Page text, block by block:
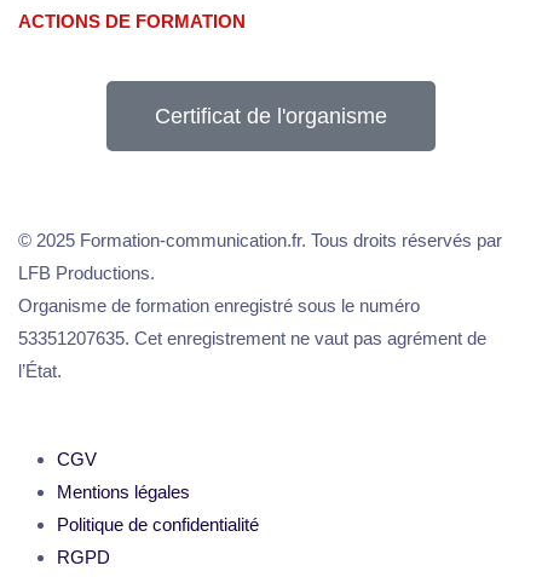
ACTIONS DE FORMATION
Certificat de l'organisme
© 2025 Formation-communication.fr. Tous droits réservés par
LFB Productions.
Organisme de formation enregistré sous le numéro
53351207635. Cet enregistrement ne vaut pas agrément de
l’État.
CGV
Mentions légales
Politique de confidentialité
RGPD